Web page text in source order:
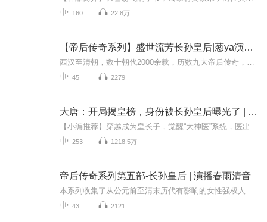
160 22.8万
【帝后传奇系列】盛世流芳长孙皇后|葱ya演播及制作
45 2279
大唐：开局揭皇榜，身份被长孙皇后曝光了 | 魂穿盛唐
253 1218.5万
帝后传奇系列第五部-长孙皇后 | 演播春雨清音
43 2121